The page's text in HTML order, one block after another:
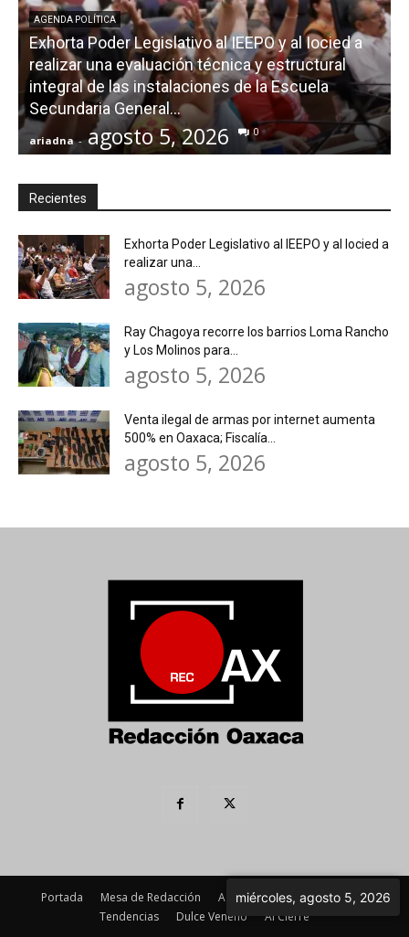
AGENDA POLÍTICA
Exhorta Poder Legislativo al IEEPO y al Iocied a
realizar una evaluación técnica y estructural
integral de las instalaciones de la Escuela
Secundaria General...
ariadna - agosto 5, 2026 0
Recientes
Exhorta Poder Legislativo al IEEPO y al Iocied a
realizar una...
agosto 5, 2026
Ray Chagoya recorre los barrios Loma Rancho
y Los Molinos para...
agosto 5, 2026
Venta ilegal de armas por internet aumenta
500% en Oaxaca; Fiscalía...
agosto 5, 2026
Portada Mesa de Redacción Agenda Política
Imagen
Tendencias
Dulce Veneno Al Cierre
miércoles, agosto 5, 2026